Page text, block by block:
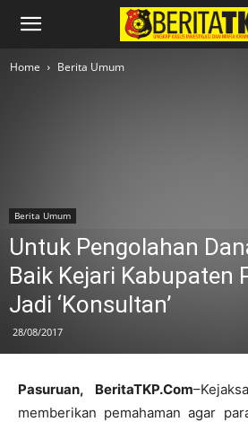
Home Berita Umum
Berita Umum
Untuk Pengolahan
Baik Kejari Kabupaten
Jadi ‘Konsultan’
28/08/2017
Pasuruan, BeritaTKP.Com
memberikan pemahaman agar